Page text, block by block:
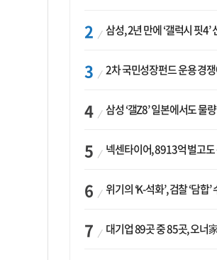
삼성, 2년 만에 ‘갤럭시 핏4’ 선보이나…웨어러블 생태계 확
2차 국민성장펀드 운용 경쟁에 33개사 몰렸다…신한·하나 등 새 얼
삼성 ‘갤Z8’ 일본에서도 물량 동났다…애플 참전 앞두고 선두 수성 ‘
넥센타이어, 8913억 벌고도 순이익 2억…유럽 세부담에
위기의 ‘K-석화’, 검찰 ‘담합’ 수사 착수…“LG·한화·롯데 등 7개 업체, 8개 제
대기업 89곳 중 85곳, 오너家 등기임원 겸직…BS 46곳·SM 45곳 ‘족벌경